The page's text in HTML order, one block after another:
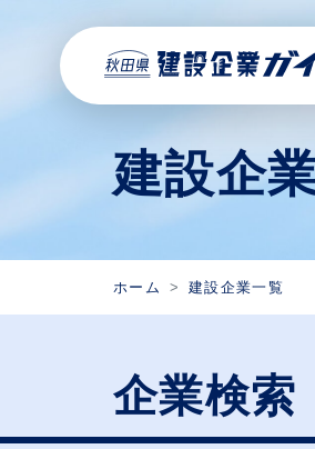
建設企
ホーム 建設企業一覧
企業検索